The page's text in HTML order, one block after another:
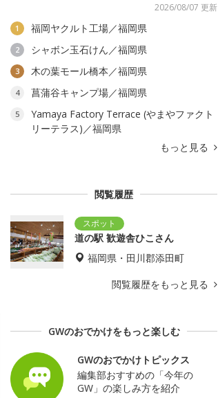
2026/08/07 更新
1 福岡ヤクルト工場／福岡県
2 シャボン玉石けん／福岡県
3 木の葉モール橋本／福岡県
4 菖蒲谷キャンプ場／福岡県
5
Yamaya Factory Terrace (やまやファクト
リーテラス)／福岡県
もっと見る
閲覧履歴
道の駅 歓遊舎ひこさん
福岡県・田川郡添田町
閲覧履歴をもっと見る
GWのおでかけをもっと楽しむ
GWのおでかけトピックス
編集部おすすめの「今年の
GW」の楽しみ方を紹介